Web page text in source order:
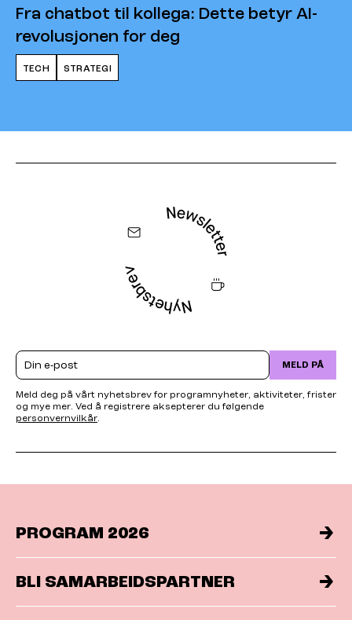
Fra chatbot til kollega: Dette betyr AI-
revolusjonen for deg
TECH STRATEGI
Email MELD PÅ
Meld deg på vårt nyhetsbrev for programnyheter, aktiviteter, frister
og mye mer. Ved å registrere aksepterer du følgende
personvernvilkår
PROGRAM 2026
BLI SAMARBEIDSPARTNER